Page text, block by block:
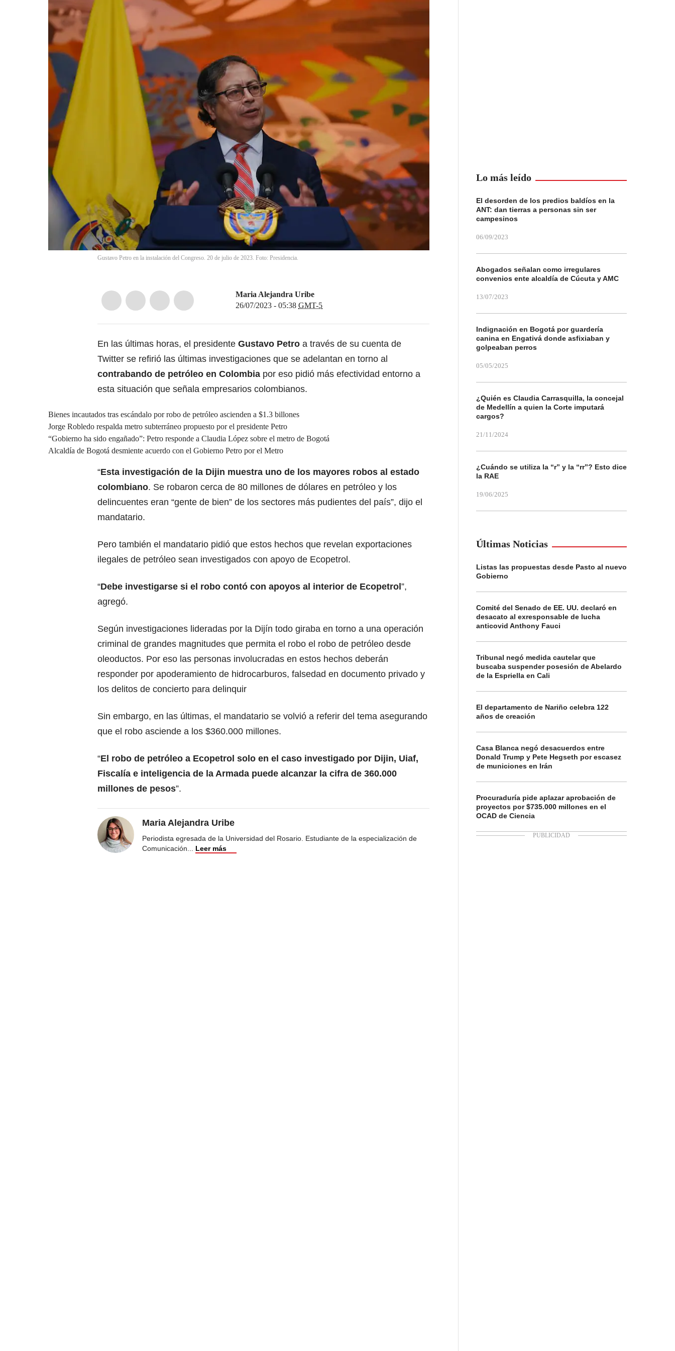
Gustavo Petro en la instalación del Congreso. 20 de julio de 2023. Foto: Presidencia.
Maria Alejandra Uribe
26/07/2023 - 05:38 GMT-5
En las últimas horas, el presidente Gustavo Petro a través de su cuenta de
Twitter se refirió las últimas investigaciones que se adelantan en torno al
contrabando de petróleo en Colombia por eso pidió más efectividad entorno a
esta situación que señala empresarios colombianos.
Bienes incautados tras escándalo por robo de petróleo ascienden a $1.3 billones
Jorge Robledo respalda metro subterráneo propuesto por el presidente Petro
“Gobierno ha sido engañado”: Petro responde a Claudia López sobre el metro de Bogotá
Alcaldía de Bogotá desmiente acuerdo con el Gobierno Petro por el Metro
“Esta investigación de la Dijin muestra uno de los mayores robos al estado
colombiano. Se robaron cerca de 80 millones de dólares en petróleo y los
delincuentes eran “gente de bien” de los sectores más pudientes del país”, dijo el
mandatario.
Pero también el mandatario pidió que estos hechos que revelan exportaciones
ilegales de petróleo sean investigados con apoyo de Ecopetrol.
“Debe investigarse si el robo contó con apoyos al interior de Ecopetrol ”,
agregó.
Según investigaciones lideradas por la Dijín todo giraba en torno a una operación
criminal de grandes magnitudes que permita el robo el robo de petróleo desde
oleoductos. Por eso las personas involucradas en estos hechos deberán
responder por apoderamiento de hidrocarburos, falsedad en documento privado y
los delitos de concierto para delinquir
Sin embargo, en las últimas, el mandatario se volvió a referir del tema asegurando
que el robo asciende a los $360.000 millones.
“El robo de petróleo a Ecopetrol solo en el caso investigado por Dijin, Uiaf,
Fiscalía e inteligencia de la Armada puede alcanzar la cifra de 360.000
millones de pesos”.
Maria Alejandra Uribe
Periodista egresada de la Universidad del Rosario. Estudiante de la especialización de
Comunicación... Leer más
Lo más leído
El desorden de los predios baldíos en la
ANT: dan tierras a personas sin ser
campesinos
06/09/2023
Abogados señalan como irregulares
convenios ente alcaldía de Cúcuta y AMC
13/07/2023
Indignación en Bogotá por guardería
canina en Engativá donde asfixiaban y
golpeaban perros
05/05/2025
¿Quién es Claudia Carrasquilla, la concejal
de Medellín a quien la Corte imputará
cargos?
21/11/2024
¿Cuándo se utiliza la “r” y la “rr”? Esto dice
la RAE
19/06/2025
Últimas Noticias
Listas las propuestas desde Pasto al nuevo
Gobierno
Comité del Senado de EE. UU. declaró en
desacato al exresponsable de lucha
anticovid Anthony Fauci
Tribunal negó medida cautelar que
buscaba suspender posesión de Abelardo
de la Espriella en Cali
El departamento de Nariño celebra 122
años de creación
Casa Blanca negó desacuerdos entre
Donald Trump y Pete Hegseth por escasez
de municiones en Irán
Procuraduría pide aplazar aprobación de
proyectos por $735.000 millones en el
OCAD de Ciencia